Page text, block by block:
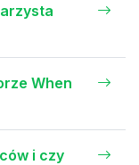
When
i czy